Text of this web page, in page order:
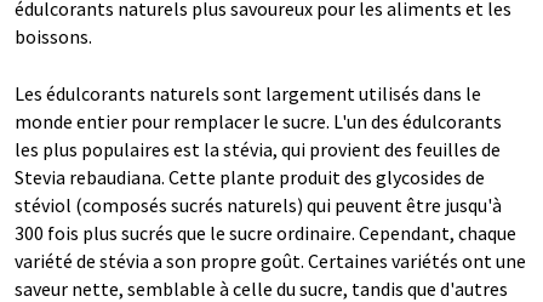
édulcorants naturels plus savoureux pour les aliments et les
boissons.
Les édulcorants naturels sont largement utilisés dans le
monde entier pour remplacer le sucre. L'un des édulcorants
les plus populaires est la stévia, qui provient des feuilles de
Stevia rebaudiana. Cette plante produit des glycosides de
stéviol (composés sucrés naturels) qui peuvent être jusqu'à
300 fois plus sucrés que le sucre ordinaire. Cependant, chaque
variété de stévia a son propre goût. Certaines variétés ont une
saveur nette, semblable à celle du sucre, tandis que d'autres